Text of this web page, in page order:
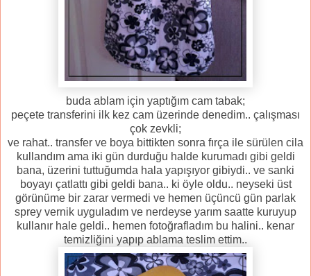
buda ablam için yaptığım cam tabak;
peçete transferini ilk kez cam üzerinde denedim.. çalışması
çok zevkli;
ve rahat.. transfer ve boya bittikten sonra fırça ile sürülen cila
kullandım ama iki gün durduğu halde kurumadı gibi geldi
bana, üzerini tuttuğumda hala yapışıyor gibiydi.. ve sanki
boyayı çatlattı gibi geldi bana.. ki öyle oldu.. neyseki üst
görünüme bir zarar vermedi ve hemen üçüncü gün parlak
sprey vernik uyguladım ve nerdeyse yarım saatte kuruyup
kullanır hale geldi.. hemen fotoğrafladım bu halini.. kenar
temizliğini yapıp ablama teslim ettim..